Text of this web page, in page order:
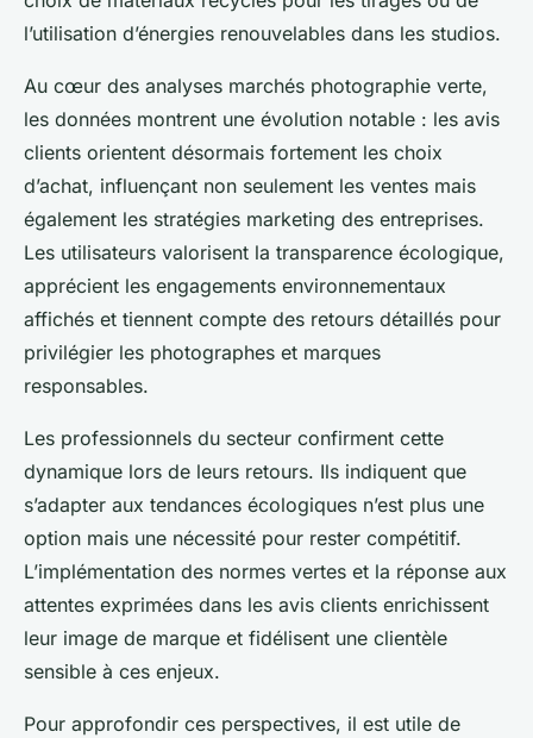
l’utilisation d’énergies renouvelables dans les studios.
Au cœur des analyses marchés photographie verte,
les données montrent une évolution notable : les avis
clients orientent désormais fortement les choix
d’achat, influençant non seulement les ventes mais
également les stratégies marketing des entreprises.
Les utilisateurs valorisent la transparence écologique,
apprécient les engagements environnementaux
affichés et tiennent compte des retours détaillés pour
privilégier les photographes et marques
responsables.
Les professionnels du secteur confirment cette
dynamique lors de leurs retours. Ils indiquent que
s’adapter aux tendances écologiques n’est plus une
option mais une nécessité pour rester compétitif.
L’implémentation des normes vertes et la réponse aux
attentes exprimées dans les avis clients enrichissent
leur image de marque et fidélisent une clientèle
sensible à ces enjeux.
Pour approfondir ces perspectives, il est utile de